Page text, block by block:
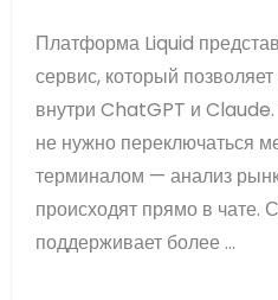
Платформа Liquid
сервис, который
внутри ChatGPT и
не нужно переключаться
терминалом — анализ
происходят прямо в чате.
поддерживает более ...